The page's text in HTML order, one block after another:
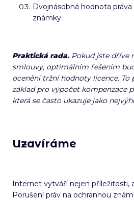
Dvojnásobná hodnota
známky.
Praktická rada. Pokud jste dříve
smlouvy, optimálním řešením
ocenění tržní hodnoty licence.
základ pro výpočet kompenzace
která se často ukazuje jako
Uzavíráme
Internet vytváří nejen příležitosti,
Porušení práv na ochrannou